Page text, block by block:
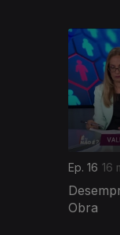
Ep. 16 16
Obra